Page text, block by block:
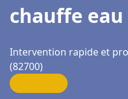
chauffe
Intervention rapide et
(82700)